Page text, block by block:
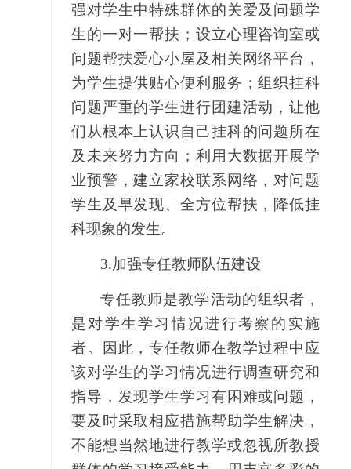
强对学生中特殊群体的关爱及问题学
生的一对一帮扶；设立心理咨询室或
问题帮扶爱心小屋及相关网络平台，
为学生提供贴心便利服务；组织挂科
问题严重的学生进行团建活动，让他
们从根本上认识自己挂科的问题所在
及未来努力方向；利用大数据开展学
业预警，建立家校联系网络，对问题
学生及早发现、全方位帮扶，降低挂
科现象的发生。
3.加强专任教师队伍建设
专任教师是教学活动的组织者，
是对学生学习情况进行考察的实施
者。因此，专任教师在教学过程中应
该对学生的学习情况进行调查研究和
指导，发现学生学习有困难或问题，
要及时采取相应措施帮助学生解决，
不能想当然地进行教学或忽视所教授